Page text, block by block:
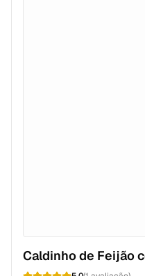
Caldinho de Feijão